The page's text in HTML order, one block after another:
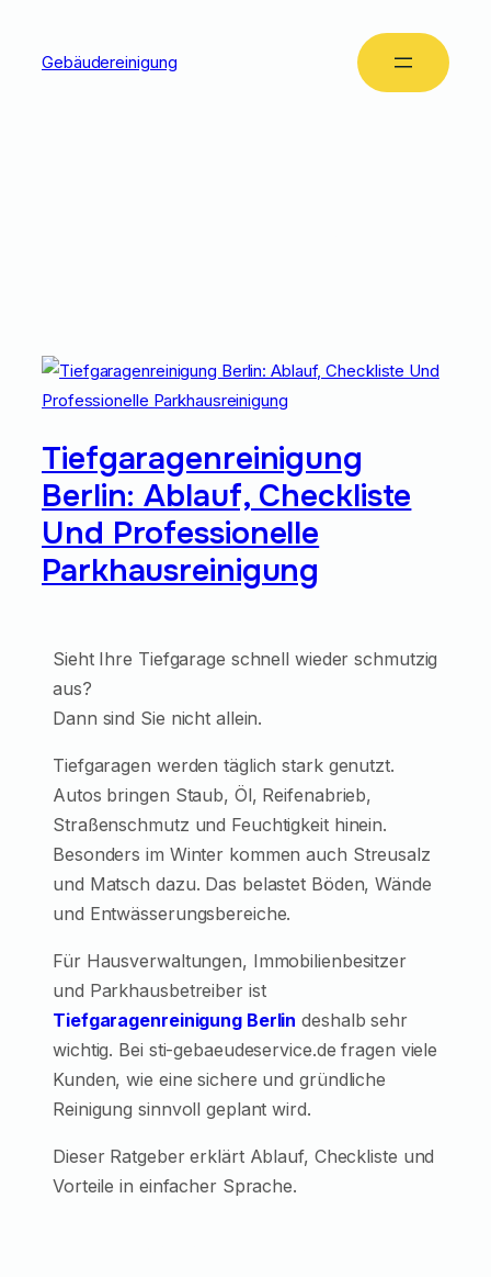
Gebäudereinigung
Tiefgaragenreinigung
Berlin: Ablauf, Checkliste
Und Professionelle
Parkhausreinigung
Sieht Ihre Tiefgarage schnell wieder schmutzig
aus?
Dann sind Sie nicht allein.
Tiefgaragen werden täglich stark genutzt.
Autos bringen Staub, Öl, Reifenabrieb,
Straßenschmutz und Feuchtigkeit hinein.
Besonders im Winter kommen auch Streusalz
und Matsch dazu. Das belastet Böden, Wände
und Entwässerungsbereiche.
Für Hausverwaltungen, Immobilienbesitzer
und Parkhausbetreiber ist
Tiefgaragenreinigung Berlin deshalb sehr
wichtig. Bei sti-gebaeudeservice.de fragen viele
Kunden, wie eine sichere und gründliche
Reinigung sinnvoll geplant wird.
Dieser Ratgeber erklärt Ablauf, Checkliste und
Vorteile in einfacher Sprache.